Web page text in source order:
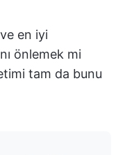
en iyi
önlemek mi
tam da bunu